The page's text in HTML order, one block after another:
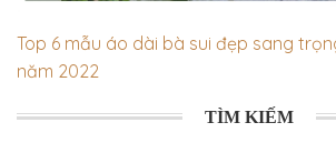
Top 6 mẫu áo dài bà sui đẹp sang
năm 2022
TÌM KIẾM